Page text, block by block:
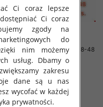
Spodnie męskie jeans Roz 38-48
1 Kolor .Paczka 10 szt
64.00 zł
szczegóły
Ci coraz lepsze
Ci coraz
zgody na
do
nim możemy
usług. Dbamy o
zakresu
dane są u nas
wycofać w każdej
prywatności.